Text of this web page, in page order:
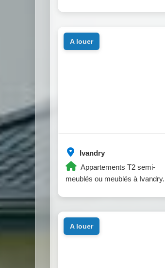
Ivandry
Appartements T2 semi-
meublés ou meublés à Ivandry.
a louer
a louer